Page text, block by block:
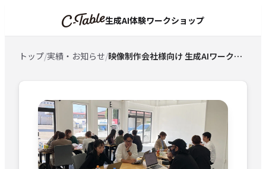
生成AI体験ワークショップ
トップ/実績・お知らせ/ 映像制作会社様向け 生成AIワークショップ実施レポート